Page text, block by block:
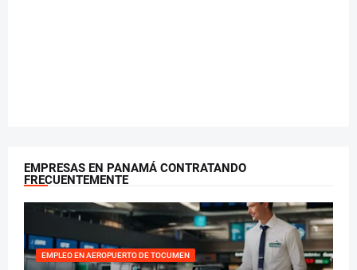
EMPRESAS EN PANAMÁ CONTRATANDO
FRECUENTEMENTE
EMPLEO EN AEROPUERTO DE TOCUMEN